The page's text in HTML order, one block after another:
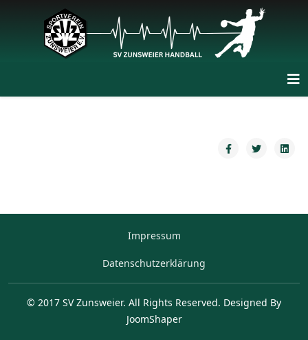
Impressum
Datenschutzerklärung
© 2017 SV Zunsweier. All Rights Reserved. Designed By
JoomShaper